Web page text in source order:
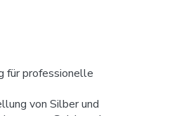
für professionelle
von Silber und